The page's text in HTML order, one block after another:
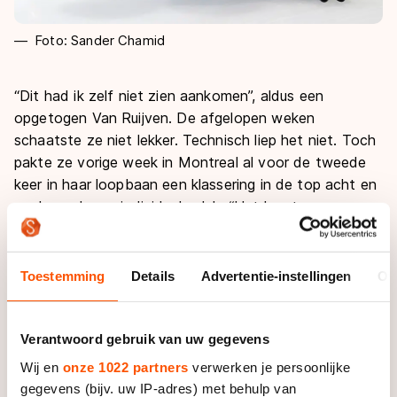
Toestemming Details Advertentie-instellingen
Verantwoord gebruik van uw gegevens
Wij en onze 1022 partners verwerken je persoonlijke
gegevens (bijv. uw IP-adres) met behulp van
Foto: Sander Chamid
“Dit had ik zelf niet zien aankomen”, aldus een
opgetogen Van Ruijven. De afgelopen weken
schaatste ze niet lekker. Technisch liep het niet. Toch
pakte ze vorige week in Montreal al voor de tweede
keer in haar loopbaan een klassering in de top acht en
nu dus ook een individuele plak. “Het komt wanneer
het komt. Als je me dit drie weken geleden had
gezegd, had ik gevraagd of je gek was.”
medailles. “Ik zat na de start een beetje klem met
Elise (Europees kampioene Christie, red.). Ik dacht ‘hup
erachteraan’. Je weet dat ze heel hard rijdt, als je